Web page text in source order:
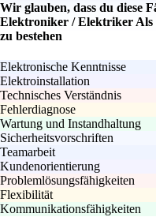
Wir glauben, dass du diese
Elektroniker / Elektriker
zu bestehen
Elektronische Kenntnisse
Elektroinstallation
Technisches Verständnis
Fehlerdiagnose
Wartung und Instandhaltung
Sicherheitsvorschriften
Teamarbeit
Kundenorientierung
Problemlösungsfähigkeiten
Flexibilität
Kommunikationsfähigkeiten